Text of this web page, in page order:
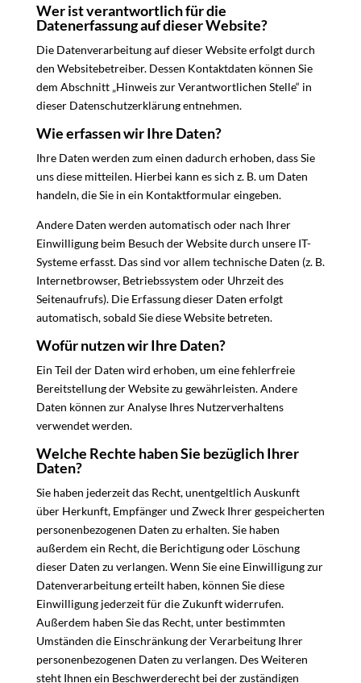
Wer ist verantwortlich für die
Datenerfassung auf dieser Website?
Die Datenverarbeitung auf dieser Website erfolgt durch
den Websitebetreiber. Dessen Kontaktdaten können Sie
dem Abschnitt „Hinweis zur Verantwortlichen Stelle“ in
dieser Datenschutzerklärung entnehmen.
Wie erfassen wir Ihre Daten?
Ihre Daten werden zum einen dadurch erhoben, dass Sie
uns diese mitteilen. Hierbei kann es sich z. B. um Daten
handeln, die Sie in ein Kontaktformular eingeben.
Andere Daten werden automatisch oder nach Ihrer
Einwilligung beim Besuch der Website durch unsere IT-
Systeme erfasst. Das sind vor allem technische Daten (z. B.
Internetbrowser, Betriebssystem oder Uhrzeit des
Seitenaufrufs). Die Erfassung dieser Daten erfolgt
automatisch, sobald Sie diese Website betreten.
Wofür nutzen wir Ihre Daten?
Ein Teil der Daten wird erhoben, um eine fehlerfreie
Bereitstellung der Website zu gewährleisten. Andere
Daten können zur Analyse Ihres Nutzerverhaltens
verwendet werden.
Welche Rechte haben Sie bezüglich Ihrer
Daten?
Sie haben jederzeit das Recht, unentgeltlich Auskunft
über Herkunft, Empfänger und Zweck Ihrer gespeicherten
personenbezogenen Daten zu erhalten. Sie haben
außerdem ein Recht, die Berichtigung oder Löschung
dieser Daten zu verlangen. Wenn Sie eine Einwilligung zur
Datenverarbeitung erteilt haben, können Sie diese
Einwilligung jederzeit für die Zukunft widerrufen.
Außerdem haben Sie das Recht, unter bestimmten
Umständen die Einschränkung der Verarbeitung Ihrer
personenbezogenen Daten zu verlangen. Des Weiteren
steht Ihnen ein Beschwerderecht bei der zuständigen